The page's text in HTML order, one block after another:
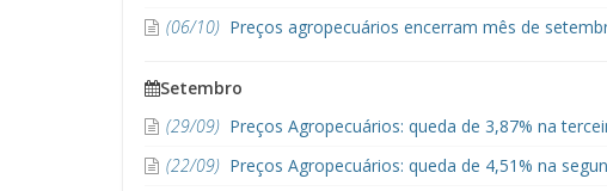
(06/10) Preços agropecuários encerram mês de
Setembro
(29/09) Preços Agropecuários: queda de 3,87% na
(22/09) Preços Agropecuários: queda de 4,51% na